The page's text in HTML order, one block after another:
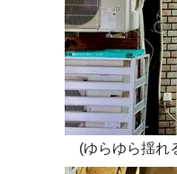
(ゆらゆら揺れ